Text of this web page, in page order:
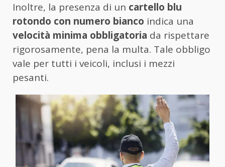
Inoltre, la presenza di un cartello blu
rotondo con numero bianco indica una
velocità minima obbligatoria da rispettare
rigorosamente, pena la multa. Tale obbligo
vale per tutti i veicoli, inclusi i mezzi
pesanti.